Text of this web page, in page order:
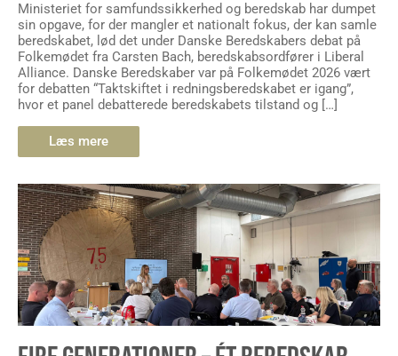
Ministeriet for samfundssikkerhed og beredskab har dumpet
sin opgave, for der mangler et nationalt fokus, der kan samle
beredskabet, lød det under Danske Beredskabers debat på
Folkemødet fra Carsten Bach, beredskabsordfører i Liberal
Alliance. Danske Beredskaber var på Folkemødet 2026 vært
for debatten “Taktskiftet i redningsberedskabet er igang”,
hvor et panel debatterede beredskabets tilstand og […]
Læs mere